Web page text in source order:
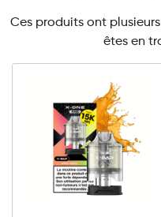
Ces produits ont
êtes en
10mg 20mg